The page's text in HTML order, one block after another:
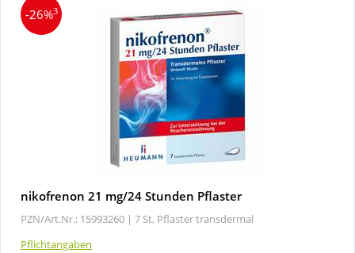
-26%3
nikofrenon 21 mg/24 Stunden Pflaster
PZN/Art.Nr.: 15993260 | 7 St, Pflaster transdermal
Pflichtangaben